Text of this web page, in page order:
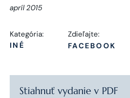
apríl 2015
Kategória:
INÉ
Zdieľajte:
FACEBOOK
Stiahnuť vydanie v PDF